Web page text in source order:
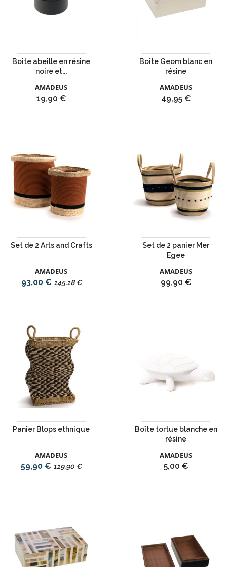
Boite abeille en résine
noire et...
AMADEUS
Prix
19,90 €
Boîte Geom blanc en
résine
AMADEUS
Prix
49,95 €
Set de 2 Arts and Crafts
AMADEUS
Prix
93,00 € Prix
145,18 €
Set de 2 panier Mer
Egee
AMADEUS
Prix
99,90 €
Panier Blops ethnique
AMADEUS
Prix
59,90 € Prix
119,90 €
Boîte tortue blanche en
résine
AMADEUS
Prix
5,00 €